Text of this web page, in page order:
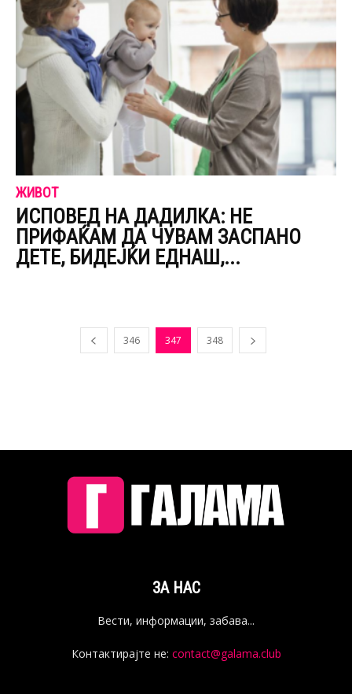
ЖИВОТ
ИСПОВЕД НА ДАДИЛКА: НЕ
ПРИФАЌАМ ДА ЧУВАМ ЗАСПАНО
ДЕТЕ, БИДЕЈЌИ ЕДНАШ,...
346 347 348
ЗА НАС
Вести, информации, забава...
Контактирајте не: contact@galama.club